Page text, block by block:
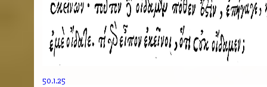
50.1.25